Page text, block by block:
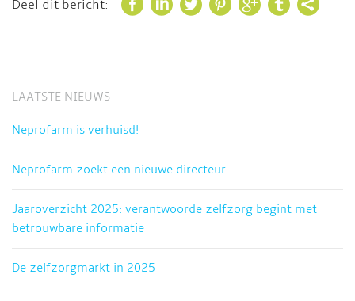
Deel dit bericht:       
LAATSTE NIEUWS
Neprofarm is verhuisd!
Neprofarm zoekt een nieuwe directeur
Jaaroverzicht 2025: verantwoorde zelfzorg begint met
betrouwbare informatie
De zelfzorgmarkt in 2025